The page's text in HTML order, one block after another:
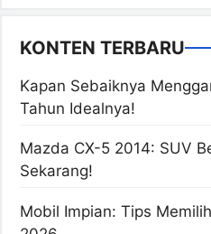
KONTEN TERBARU
Kapan Sebaiknya
Tahun Idealnya!
Mazda CX-5 2014: SUV
Sekarang!
Mobil Impian: Tips